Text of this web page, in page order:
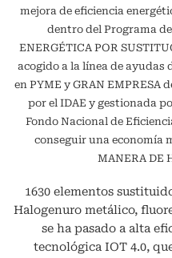
mejora de eficiencia
dentro del Programa
ENERGÉTICA POR
acogido a la línea de ayudas
en PYME y GRAN
por el IDAE y gestionada
Fondo Nacional de
conseguir una economía
MANERA DE
1630 elementos
Halogenuro metálico,
se ha pasado a alta
tecnológica IOT 4.0,